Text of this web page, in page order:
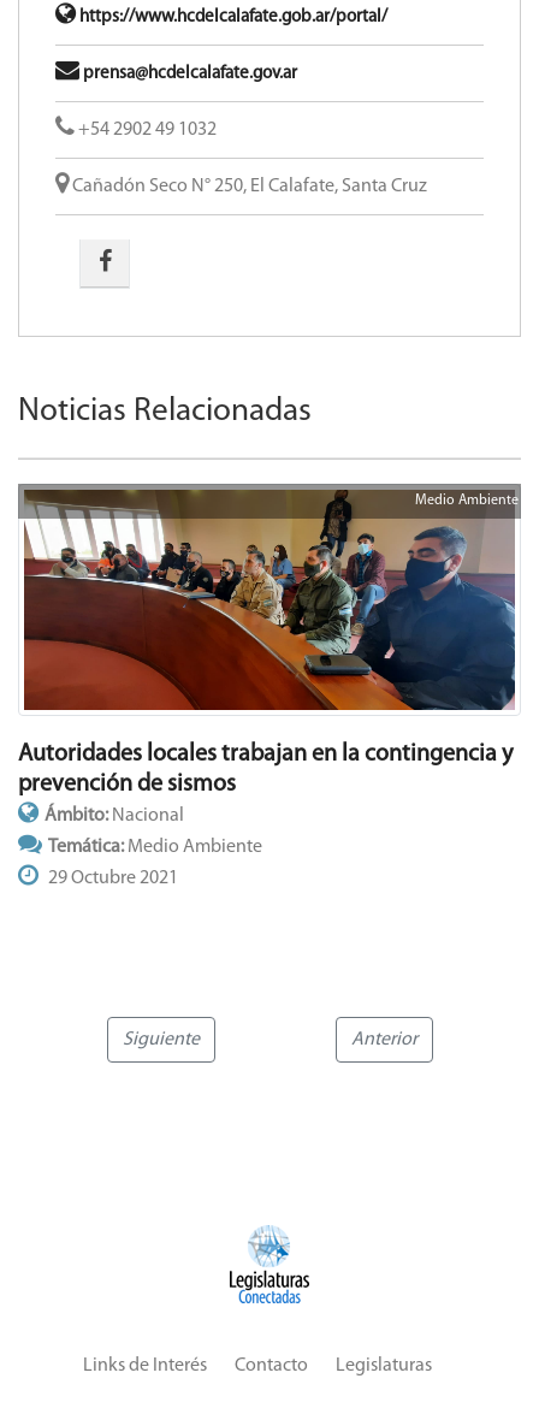
https://www.hcdelcalafate.gob.ar/portal/
prensa@hcdelcalafate.gov.ar
+54 2902 49 1032
Cañadón Seco N° 250, El Calafate, Santa Cruz
Noticias Relacionadas
Medio Ambiente
Autoridades locales trabajan en la contingencia y
prevención de sismos
Ámbito:Nacional
Temática:Medio Ambiente
29 Octubre 2021
Siguiente Anterior
Links de Interés Contacto Legislaturas